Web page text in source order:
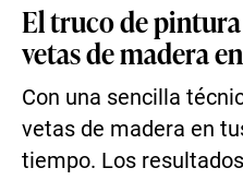
El truco de
vetas de madera
Con una sencilla
vetas de madera en
tiempo. Los